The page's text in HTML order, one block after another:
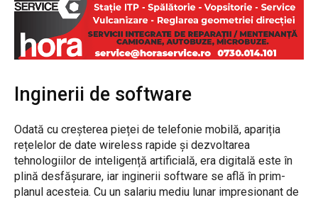
Inginerii de software
Odată cu creșterea pieței de telefonie mobilă, apariția
rețelelor de date wireless rapide și dezvoltarea
tehnologiilor de inteligență artificială, era digitală este în
plină desfășurare, iar inginerii software se află în prim-
planul acesteia. Cu un salariu mediu lunar impresionant de